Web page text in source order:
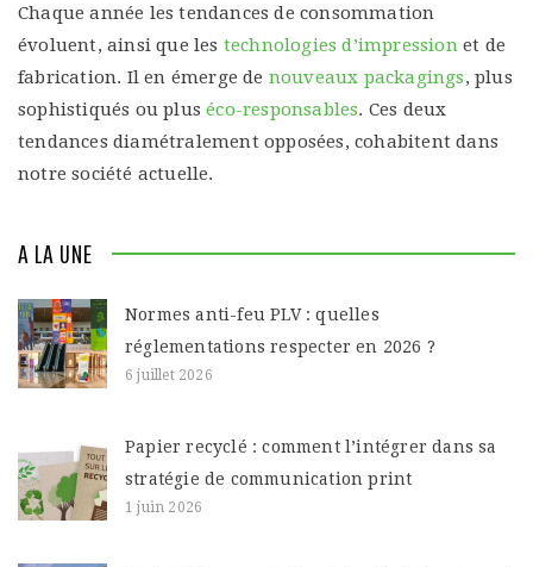
Chaque année les tendances de consommation
évoluent, ainsi que les technologies d’impression et de
fabrication. Il en émerge de nouveaux packagings, plus
sophistiqués ou pluséco-responsables. Ces deux
tendances diamétralement opposées, cohabitent dans
notre société actuelle.
A LA UNE
Normes anti-feu PLV : quelles
réglementations respecter en 2026 ?
6 juillet 2026
Papier recyclé : comment l’intégrer dans sa
stratégie de communication print
1 juin 2026